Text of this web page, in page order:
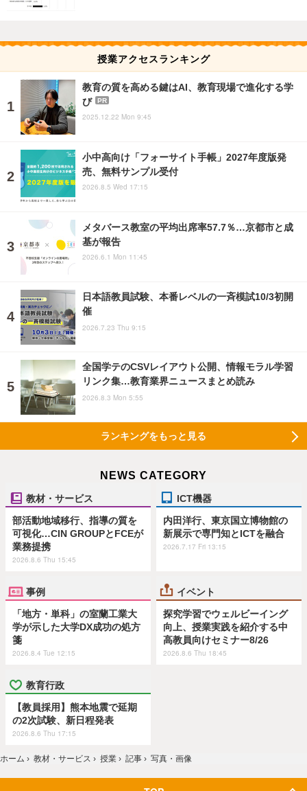
授業アクセスランキング
教育の質を高める鍵はAI、教育現場で進化する学
び
PR
2025.12.22 Mon 9:45
小中高向け「フォーサイト手帳」2027年度版発
売、無料サンプル受付
2026.8.5 Wed 17:15
メタバース教室の平均出席率57.7％…京都市と成
基が報告
2026.6.1 Mon 11:45
日本語教員試験、本番レベルの一斉模試10/3初開
催
2026.7.23 Thu 9:15
全国学テのCSVレイアウト公開、情報モラル学習
リンク集…教育業界ニュースまとめ読み
2026.8.3 Mon 5:55
ランキングをもっと見る
NEWS CATEGORY
教材・サービス
部活動地域移行、指導の質を
可視化…CIN GROUPとFCEが
業務提携
2026.8.6 Thu 15:45
ICT機器
内田洋行、東京国立博物館の
新展示で専門知とICTを融合
2026.7.17 Fri 13:15
事例
「地方・単科」の室蘭工業大
学が示した大学DX成功の処方
箋
2026.8.4 Tue 12:15
イベント
探究学習でウェルビーイング
向上、授業実践を紹介する中
高教員向けセミナー8/26
2026.8.6 Thu 18:45
教育行政
【教員採用】熊本地震で延期
の2次試験、新日程発表
2026.8.6 Thu 17:15
ホーム › 教材・サービス › 授業 › 記事 › 写真・画像